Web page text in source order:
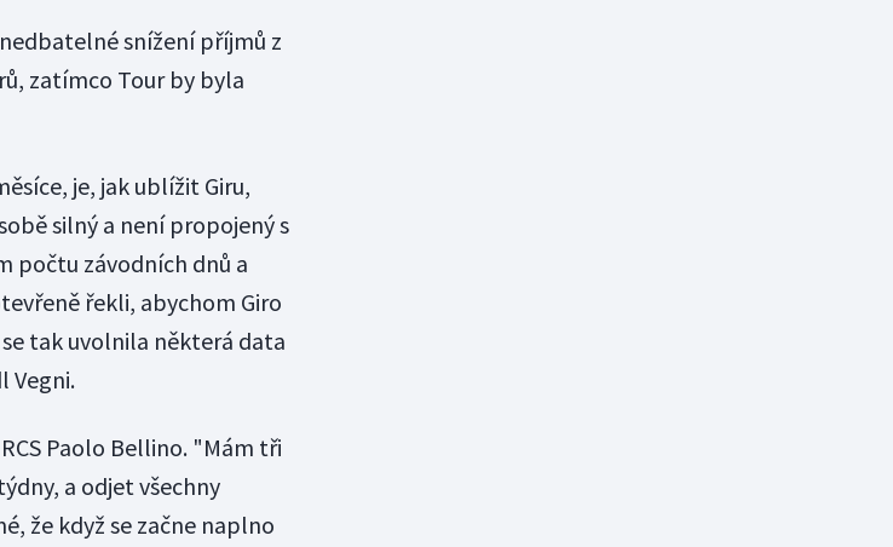
snížení příjmů z
zatímco Tour by byla
je, jak ublížit Giru,
silný a není propojený s
počtu závodních dnů a
řekli, abychom Giro
tak uvolnila některá data
Vegni.
Paolo Bellino. "Mám tři
a odjet všechny
že když se začne naplno